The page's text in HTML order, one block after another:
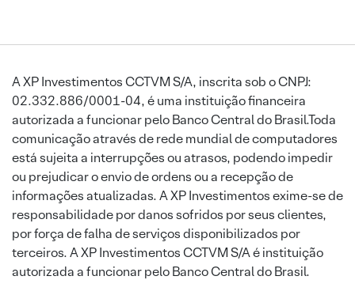
A XP Investimentos CCTVM S/A, inscrita sob o CNPJ:
02.332.886/0001-04, é uma instituição financeira
autorizada a funcionar pelo Banco Central do Brasil.Toda
comunicação através de rede mundial de computadores
está sujeita a interrupções ou atrasos, podendo impedir
ou prejudicar o envio de ordens ou a recepção de
informações atualizadas. A XP Investimentos exime-se de
responsabilidade por danos sofridos por seus clientes,
por força de falha de serviços disponibilizados por
terceiros. A XP Investimentos CCTVM S/A é instituição
autorizada a funcionar pelo Banco Central do Brasil.